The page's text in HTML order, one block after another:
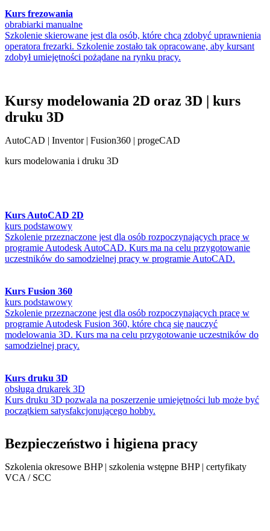
Kurs frezowania
obrabiarki manualne
Szkolenie skierowane jest dla osób, które chcą zdobyć uprawnienia
operatora frezarki. Szkolenie zostało tak opracowane, aby kursant
zdobył umiejętności pożądane na rynku pracy.
Kursy modelowania 2D oraz 3D | kurs
druku 3D
AutoCAD | Inventor | Fusion360 | progeCAD
kurs modelowania i druku 3D
Kurs AutoCAD 2D
kurs podstawowy
Szkolenie przeznaczone jest dla osób rozpoczynających pracę w
programie Autodesk AutoCAD. Kurs ma na celu przygotowanie
uczestników do samodzielnej pracy w programie AutoCAD.
Kurs Fusion 360
kurs podstawowy
Szkolenie przeznaczone jest dla osób rozpoczynających pracę w
programie Autodesk Fusion 360, które chcą się nauczyć
modelowania 3D. Kurs ma na celu przygotowanie uczestników do
samodzielnej pracy.
Kurs druku 3D
obsługa drukarek 3D
Kurs druku 3D pozwala na poszerzenie umiejętności lub może być
początkiem satysfakcjonującego hobby.
Bezpieczeństwo i higiena pracy
Szkolenia okresowe BHP | szkolenia wstępne BHP | certyfikaty
VCA / SCC